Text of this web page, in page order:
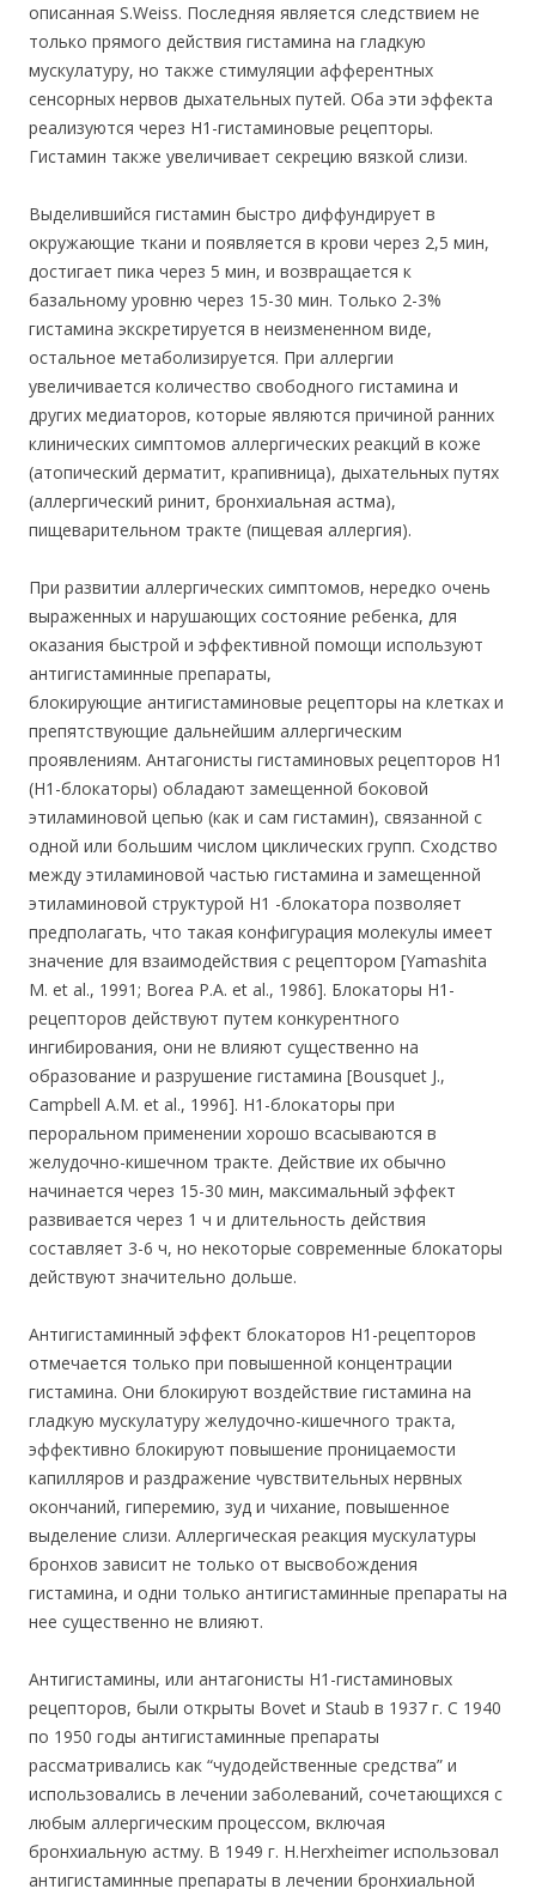
описанная S.Weiss. Последняя является следствием не
только прямого действия гистамина на гладкую
мускулатуру, но также стимуляции афферентных
сенсорных нервов дыхательных путей. Оба эти эффекта
реализуются через Н1-гистаминовые рецепторы.
Гистамин также увеличивает секрецию вязкой слизи.
Выделившийся гистамин быстро диффундирует в
окружающие ткани и появляется в крови через 2,5 мин,
достигает пика через 5 мин, и возвращается к
базальному уровню через 15-30 мин. Только 2-3%
гистамина экскретируется в неизмененном виде,
остальное метаболизируется. При аллергии
увеличивается количество свободного гистамина и
других медиаторов, которые являются причиной ранних
клинических симптомов аллергических реакций в коже
(атопический дерматит, крапивница), дыхательных путях
(аллергический ринит, бронхиальная астма),
пищеварительном тракте (пищевая аллергия).
При развитии аллергических симптомов, нередко очень
выраженных и нарушающих состояние ребенка, для
оказания быстрой и эффективной помощи используют
антигистаминные препараты,
блокирующие антигистаминовые рецепторы на клетках и
препятствующие дальнейшим аллергическим
проявлениям. Антагонисты гистаминовых рецепторов Н1
(Н1-блокаторы) обладают замещенной боковой
этиламиновой цепью (как и сам гистамин), связанной с
одной или большим числом циклических групп. Сходство
между этиламиновой частью гистамина и замещенной
этиламиновой структурой Н1 -блокатора позволяет
предполагать, что такая конфигурация молекулы имеет
значение для взаимодействия с рецептором [Yamashita
М. et al., 1991; Borea Р.А. et al., 1986]. Блокаторы Н1-
рецепторов действуют путем конкурентного
ингибирования, они не влияют существенно на
образование и разрушение гистамина [Bousquet J.,
Campbell A.M. et al., 1996]. Н1-блокаторы при
пероральном применении хорошо всасываются в
желудочно-кишечном тракте. Действие их обычно
начинается через 15-30 мин, максимальный эффект
развивается через 1 ч и длительность действия
составляет 3-6 ч, но некоторые современные блокаторы
действуют значительно дольше.
Антигистаминный эффект блокаторов Н1-рецепторов
отмечается только при повышенной концентрации
гистамина. Они блокируют воздействие гистамина на
гладкую мускулатуру желудочно-кишечного тракта,
эффективно блокируют повышение проницаемости
капилляров и раздражение чувствительных нервных
окончаний, гиперемию, зуд и чихание, повышенное
выделение слизи. Аллергическая реакция мускулатуры
бронхов зависит не только от высвобождения
гистамина, и одни только антигистаминные препараты на
нее существенно не влияют.
Антигистамины, или антагонисты Н1-гистаминовых
рецепторов, были открыты Bovet и Staub в 1937 г. С 1940
по 1950 годы антигистаминные препараты
рассматривались как “чудодейственные средства” и
использовались в лечении заболеваний, сочетающихся с
любым аллергическим процессом, включая
бронхиальную астму. В 1949 г. H.Herxheimer использовал
антигистаминные препараты в лечении бронхиальной